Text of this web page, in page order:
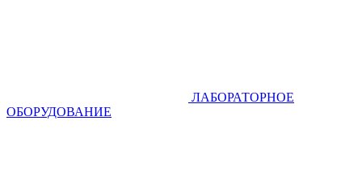
ЛАБОРАТОРНОЕ
ОБОРУДОВАНИЕ